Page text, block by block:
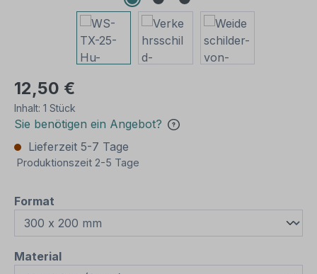
12,50 €
Inhalt: 1 Stück
Sie benötigen ein Angebot?
Lieferzeit 5-7 Tage
Produktionszeit 2-5 Tage
Format
Materialauswählen